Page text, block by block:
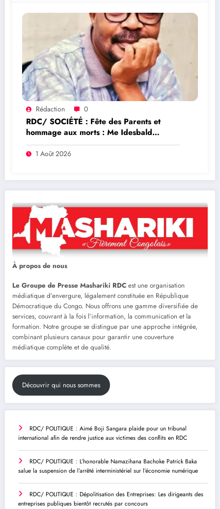
Rédaction 0
RDC/ SOCIÉTÉ : Fête des Parents et
hommage aux morts : Me Idesbald
Byabuze Katabaruka adresse un message
de compassion aux familles de l’Est de la
1 Août 2026
À propos de nous
Le Groupe de Presse Mashariki RDC est une organisation
médiatique d’envergure, légalement constituée en République
Démocratique du Congo. Nous offrons une gamme diversifiée de
services, couvrant à la fois l’information, la communication et la
formation. Notre groupe se distingue par une approche intégrée,
combinant plusieurs canaux pour garantir une couverture
médiatique complète et de qualité.
Découvrir qui nous sommes
RDC/ POLITIQUE : Aimé Boji Sangara plaide pour un tribunal
international afin de rendre justice aux victimes des conflits en RDC
RDC/ POLITIQUE : L’honorable Namazihana Bachoke Patrick Baka
salue la suspension de l’arrêté interministériel sur l’économie numérique
RDC/ POLITIQUE : Dépolitisation des Entreprises: Les dirigeants des
entreprises publiques bientôt recrutés par concours